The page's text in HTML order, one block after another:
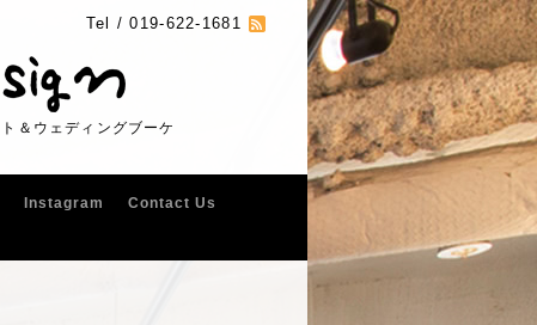
Tel /019-622-1681
＆ウェディングブーケ
Instagram
Contact Us